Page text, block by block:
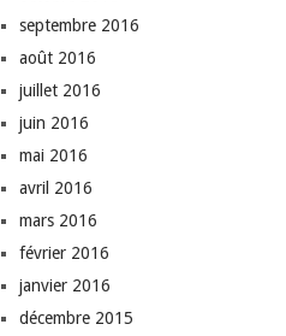
septembre 2016
août 2016
juillet 2016
juin 2016
mai 2016
avril 2016
mars 2016
février 2016
janvier 2016
décembre 2015